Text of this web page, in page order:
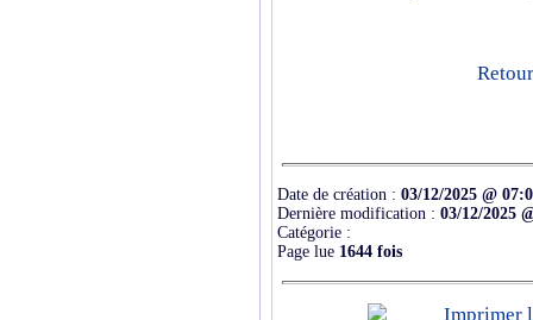
Date de création : 03/12/2025 @
Dernière modification : 03/12/2025
Catégorie :
Page lue 1644 fois